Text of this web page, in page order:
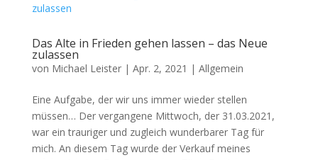
Das Alte in Frieden gehen lassen – das Neue
zulassen
von Michael Leister| Apr. 2, 2021 | Allgemein
Eine Aufgabe, der wir uns immer wieder stellen
müssen… Der vergangene Mittwoch, der 31.03.2021,
war ein trauriger und zugleich wunderbarer Tag für
mich. An diesem Tag wurde der Verkauf meines